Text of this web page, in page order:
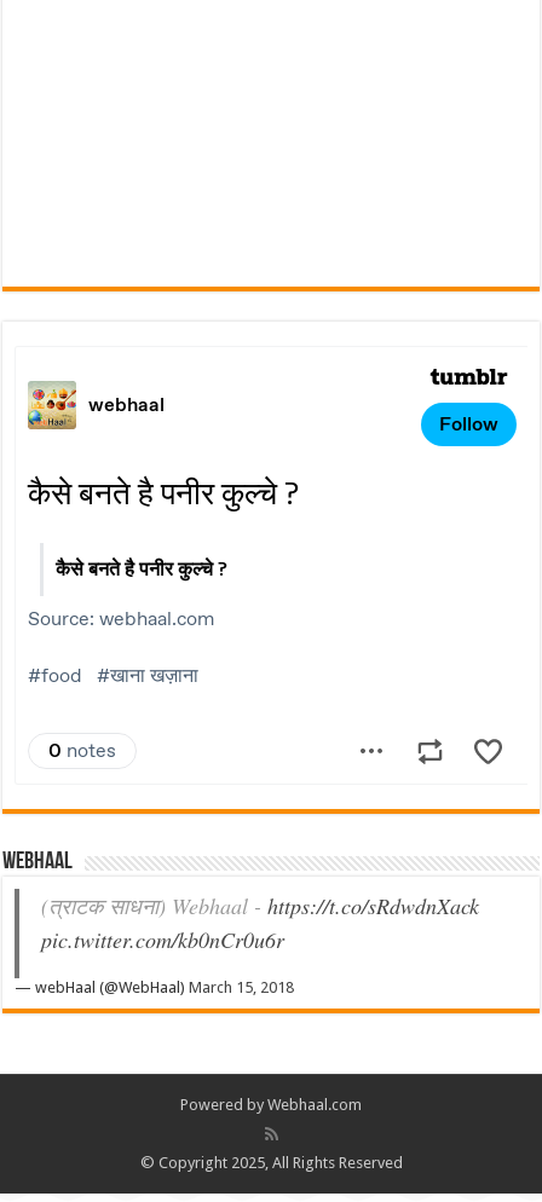
Webhaal
(त्राटक साधना) Webhaal -https://t.co/sRdwdnXack
pic.twitter.com/kb0nCr0u6r
— webHaal (@WebHaal)March 15, 2018
Powered by Webhaal.com
© Copyright 2025, All Rights Reserved